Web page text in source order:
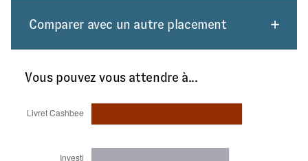
Comparer avec un autre placement
Vous pouvez vous attendre à...